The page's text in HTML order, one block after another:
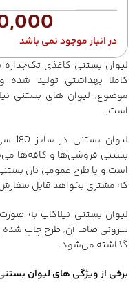
در انبار موجود نمی باشد
لیوان بستنی کاغذی
کاملا بهداشتی تولید
موضوع٬ لیوان های
است.
بستنی فروشی‌ها و کافه‌ها
که مشتری بخواهد قابل
لیوان بستنی نیلاکاپ به
بیرونی صاف آن٬
گذاشته می‌شود.
برخی از ویژگی های لیوان بستنی 180 نان بستنی به شرح زیر